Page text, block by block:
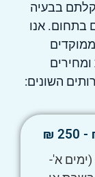
בבעיה
בתחום. אנו
ומחירים
השונים:
א'-